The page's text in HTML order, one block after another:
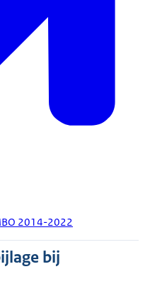
2014-2022
bij